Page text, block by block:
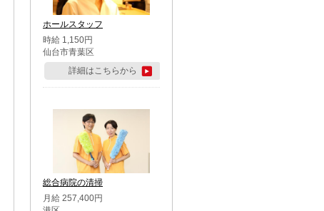
ホールスタッフ
時給 1,150円
仙台市青葉区
詳細はこちらから
総合病院の清掃
月給 257,400円